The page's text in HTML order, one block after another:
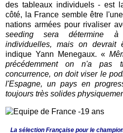
des tableaux individuels - est
côté, la France semble être
nations armées pour rivaliser
seeding sera détermine
individuelles, mais on devrait
indique Yann Menegaux. «
précédemment on n'a pas
concurrence, on doit viser le
l'Espagne, un pays en
toujours très solides
La sélection Française pour le